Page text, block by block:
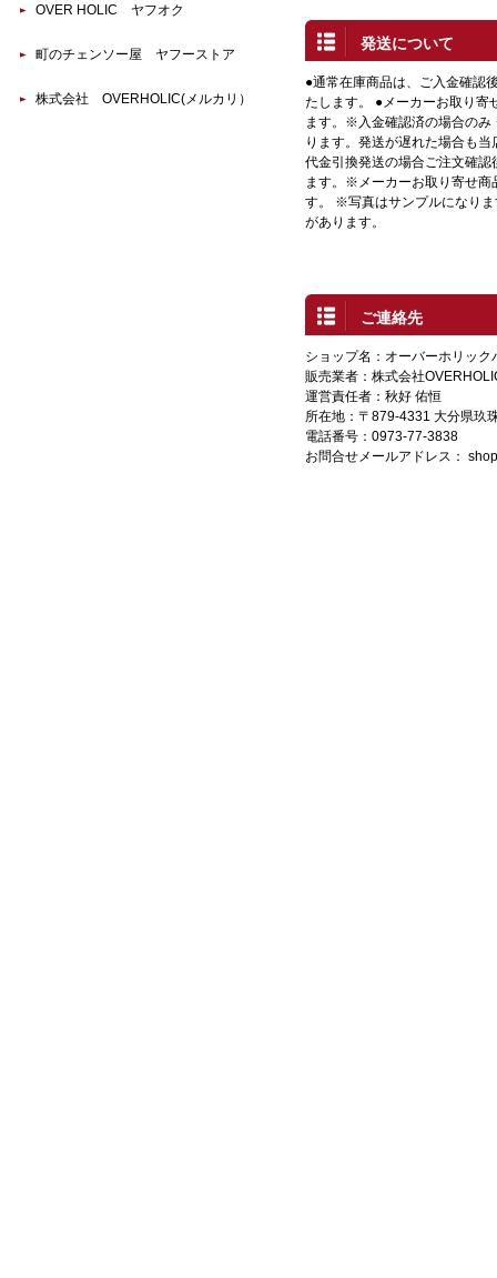
発送について
●通常在庫商品は、ご入金確認
たします。 ●メーカーお取り寄
ます。※入金確認済の場合の
ります。発送が遅れた場合も
代金引換発送の場合ご注文確
ます。※メーカーお取り寄せ商
す。 ※写真はサンプルになり
があります。
ご連絡先
ショップ名：オーバーホリック
販売業者：株式会社
運営責任者：秋好 佑恒
所在地：〒879-4331 大分県玖
電話番号：0973-77-3838
お問合せメールアドレス：
OVER HOLIC ヤフオク
町のチェンソー屋 ヤフーストア
株式会社 OVERHOLIC(メルカリ）